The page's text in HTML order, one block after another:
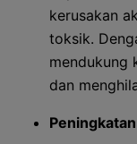
kerusakan
toksik.
mendukung
dan